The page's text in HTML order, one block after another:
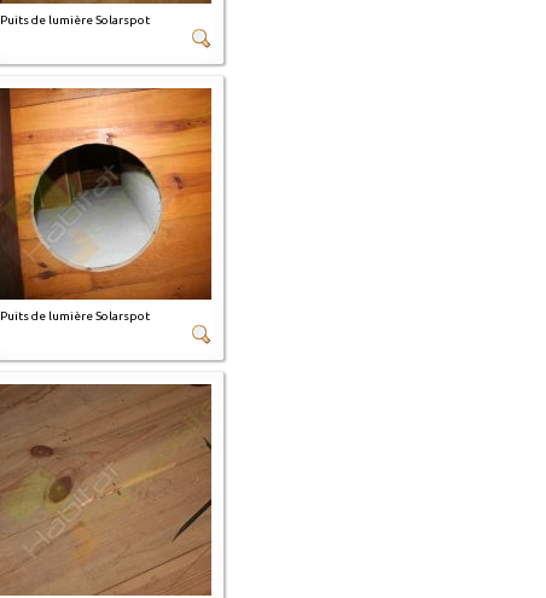
Puits de lumière Solarspot
Puits de lumière Solarspot